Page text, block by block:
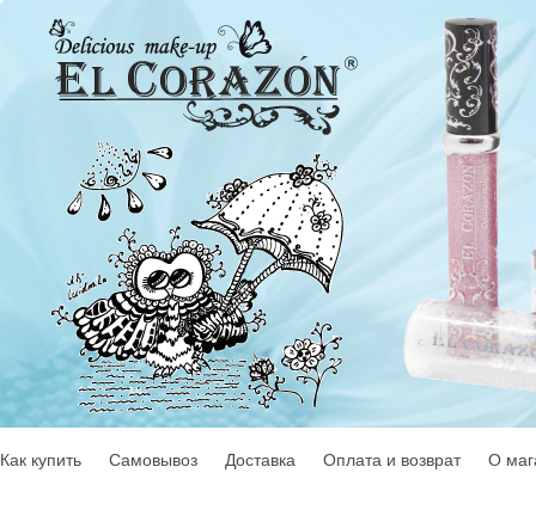
Как купить Самовывоз Доставка Оплата и возврат О